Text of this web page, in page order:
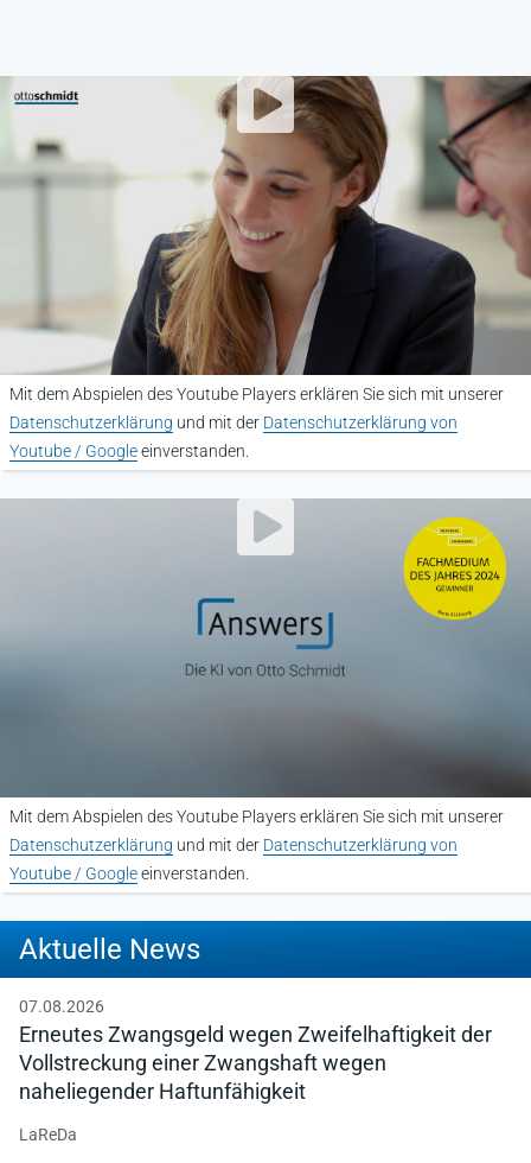
YouTube Video abspielen
Mit dem Abspielen des Youtube Players erklären Sie sich mit unserer
Datenschutzerklärung und mit der Datenschutzerklärung von
Youtube / Googleeinverstanden.
Mit dem Abspielen des Youtube Players erklären Sie sich mit unserer
Datenschutzerklärung und mit der Datenschutzerklärung von
Youtube / Googleeinverstanden.
Aktuelle News
07.08.2026
Erneutes Zwangsgeld wegen Zweifelhaftigkeit der
Vollstreckung einer Zwangshaft wegen
naheliegender Haftunfähigkeit
LaReDa